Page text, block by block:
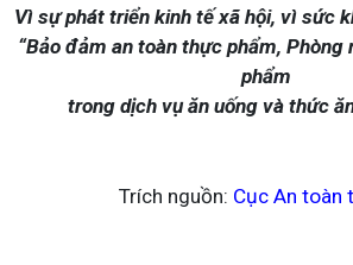
Vì sự phát triển kinh tế xã hội, vì sức
“Bảo đảm an toàn thực phẩm,
phẩm
trong dịch vụ ăn uống và thức
Trích nguồn: Cục An toàn